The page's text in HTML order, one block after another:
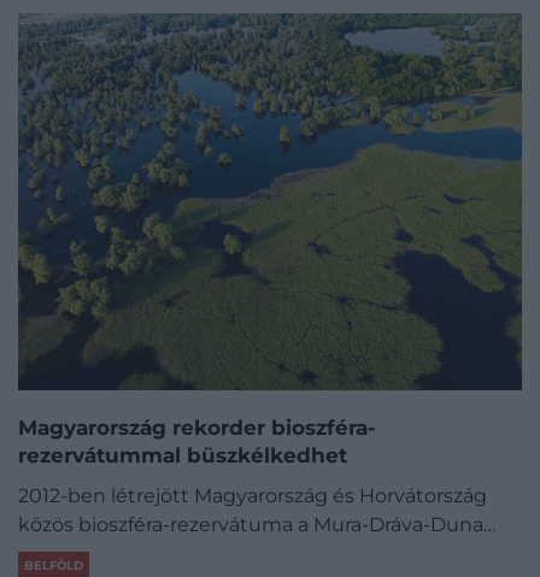
Magyarország rekorder bioszféra-
rezervátummal büszkélkedhet
2012-ben létrejött Magyarország és Horvátország
közös bioszféra-rezervátuma a Mura-Dráva-Duna…
BELFÖLD